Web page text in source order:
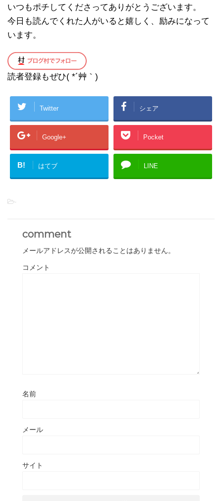
いつもポチしてくださってありがとうございます。
今日も読んでくれた人がいると嬉しく、励みになって
います。
読者登録もぜひ( *´艸｀)
Twitter シェア
Google+ Pocket
B! はてブ LINE
-
comment
メールアドレスが公開されることはありません。
コメント
名前
メール
サイト